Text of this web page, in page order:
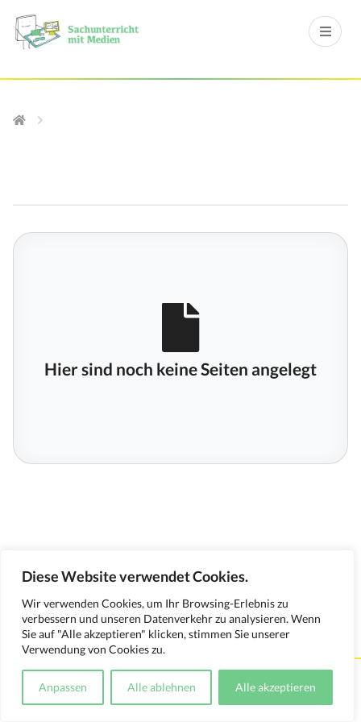
Diese Website verwendet Cookies.
Wir verwenden Cookies, um Ihr Browsing-Erlebnis zu
verbessern und unseren Datenverkehr zu analysieren. Wenn
Sie auf "Alle akzeptieren" klicken, stimmen Sie unserer
Verwendung von Cookies zu.
Anpassen Alle ablehnen Alle akzeptieren
Hier sind noch keine Seiten angelegt
Kontakt Impressum Datenschutzerklärung
Medienverwendungsnachweis